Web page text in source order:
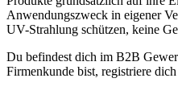
Anwendungszweck in eigener
UV-Strahlung schützen, keine
Du befindest dich im B2B
Firmenkunde bist, registriere dich